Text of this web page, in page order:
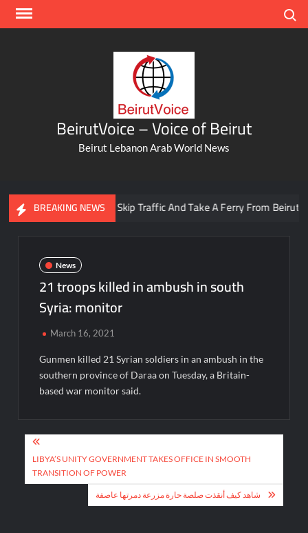
Skip
BeirutVoice – Voice of Beirut
Beirut Lebanon Arab World News
BREAKING NEWS
You Can Now Skip Traffic And Take A Ferry From Beirut To
News
21 troops killed in ambush in south
Syria: monitor
March 16, 2021
Gunmen killed 21 Syrian soldiers in an ambush in the
southern province of Daraa on Tuesday, a Britain-
based war monitor said.
Post
navigation
LIBYA’S UNITY GOVERNMENT TAKES OFFICE IN SMOOTH
TRANSITION OF POWER
شاهد كيف أنقذت صلصة حارة مزرعة دمرتها عاصفة